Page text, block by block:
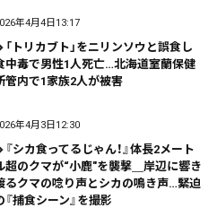
年4月4日13:17
「トリカブト」をニリンソウと誤食し
中毒で男性1人死亡…北海道室蘭保健
管内で1家族2人が被害
年4月3日12:30
『シカ食ってるじゃん！』体長2メート
超のクマが“小鹿"を襲撃＿岸辺に響き
るクマの唸り声とシカの鳴き声…緊迫
『捕食シーン』を撮影